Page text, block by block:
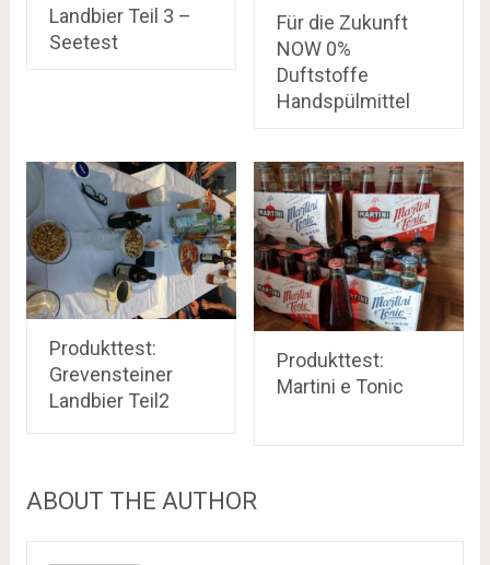
Landbier Teil 3 –
Seetest
Für die Zukunft
NOW 0%
Duftstoffe
Handspülmittel
Produkttest:
Grevensteiner
Landbier Teil2
Produkttest:
Martini e Tonic
ABOUT THE AUTHOR